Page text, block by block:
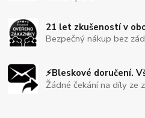
21 let zkušeností v
Bezpečný nákup bez
⚡Bleskové doručení.
Žádné čekání na díly ze